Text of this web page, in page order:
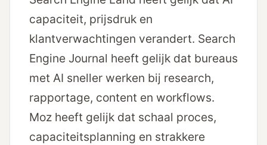
capaciteit, prijsdruk en
klantverwachtingen verandert. Search
Engine Journal heeft gelijk dat bureaus
met AI sneller werken bij research,
rapportage, content en workflows.
Moz heeft gelijk dat schaal proces,
capaciteitsplanning en strakkere